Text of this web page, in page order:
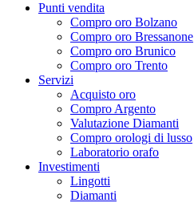
Punti vendita
Compro oro Bolzano
Compro oro Bressanone
Compro oro Brunico
Compro oro Trento
Servizi
Acquisto oro
Compro Argento
Valutazione Diamanti
Compro orologi di lusso
Laboratorio orafo
Investimenti
Lingotti
Diamanti